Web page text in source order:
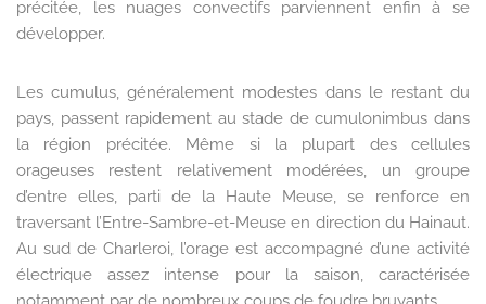
précitée, les nuages convectifs parviennent enfin à se
développer.
Les cumulus, généralement modestes dans le restant du
pays, passent rapidement au stade de cumulonimbus dans
la région précitée. Même si la plupart des cellules
orageuses restent relativement modérées, un groupe
d’entre elles, parti de la Haute Meuse, se renforce en
traversant l’Entre-Sambre-et-Meuse en direction du Hainaut.
Au sud de Charleroi, l’orage est accompagné d’une activité
électrique assez intense pour la saison, caractérisée